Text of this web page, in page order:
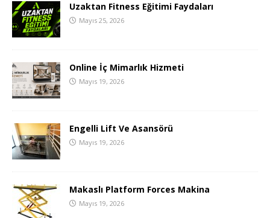
Uzaktan Fitness Eğitimi Faydaları
Mayıs 25, 2026
Online İç Mimarlık Hizmeti
Mayıs 19, 2026
Engelli Lift Ve Asansörü
Mayıs 19, 2026
Makaslı Platform Forces Makina
Mayıs 19, 2026